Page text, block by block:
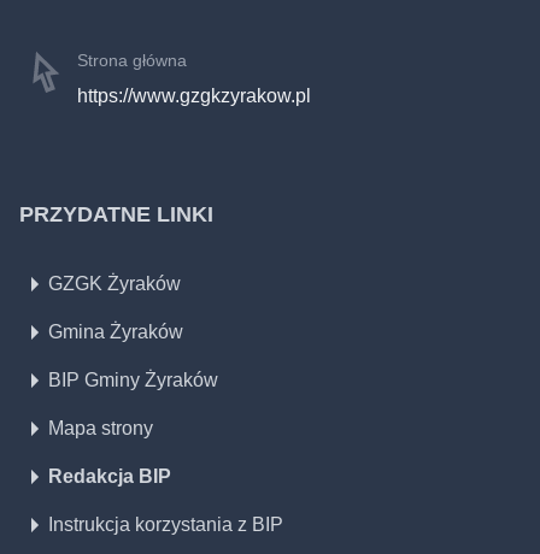
Strona główna
https://www.gzgkzyrakow.pl
PRZYDATNE LINKI
GZGK Żyraków
Gmina Żyraków
BIP Gminy Żyraków
Mapa strony
Redakcja BIP
Instrukcja korzystania z BIP